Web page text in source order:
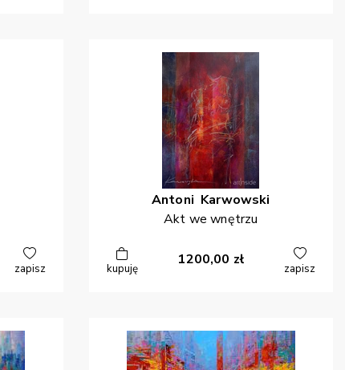
zapisz
Antoni Karwowski
Akt we wnętrzu
kupuję
1200,00 zł
zapisz